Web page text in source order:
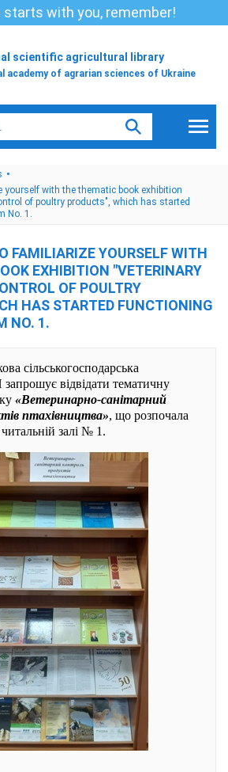
starts with you, remember!
scientific agricultural library
academy of agrarian sciences of Ukraine
yourself with the thematic book exhibition
of poultry products", which has started
No. 1.
FAMILIARIZE YOURSELF WITH
EXHIBITION "VETERINARY
OF POULTRY
HAS STARTED FUNCTIONING
NO. 1.
сільськогосподарська
відвідати тематичну
«Ветеринарно-санітарний
птахівництва», що розпочала
залі № 1.